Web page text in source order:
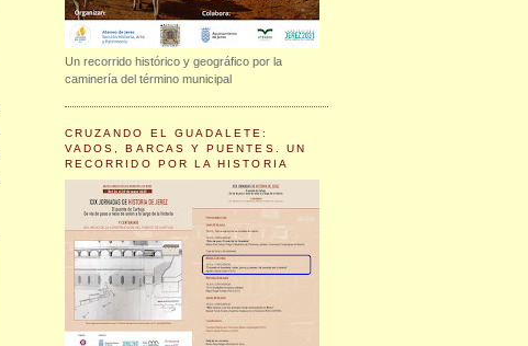
Un recorrido histórico y geográfico por la
caminería del término municipal
CRUZANDO EL GUADALETE:
VADOS, BARCAS Y PUENTES. UN
RECORRIDO POR LA HISTORIA